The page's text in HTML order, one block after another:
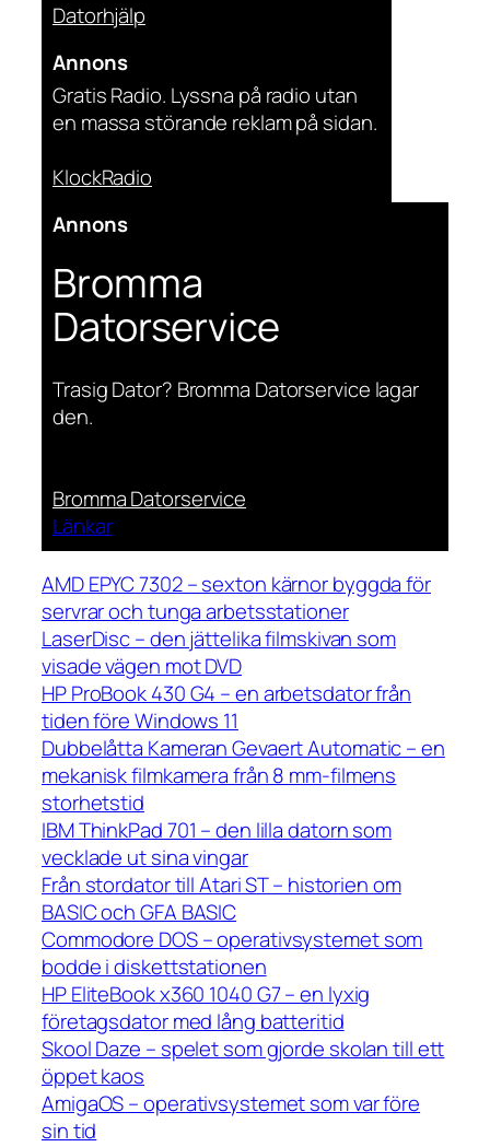
Datorhjälp
Annons
Gratis Radio. Lyssna på radio utan
en massa störande reklam på sidan.
KlockRadio
Annons
Bromma
Datorservice
Trasig Dator? Bromma Datorservice lagar
den.
Bromma Datorservice
Länkar
AMD EPYC 7302 – sexton kärnor byggda för
servrar och tunga arbetsstationer
LaserDisc – den jättelika filmskivan som
visade vägen mot DVD
HP ProBook 430 G4 – en arbetsdator från
tiden före Windows 11
Dubbelåtta Kameran Gevaert Automatic – en
mekanisk filmkamera från 8 mm-filmens
storhetstid
IBM ThinkPad 701 – den lilla datorn som
vecklade ut sina vingar
Från stordator till Atari ST – historien om
BASIC och GFA BASIC
Commodore DOS – operativsystemet som
bodde i diskettstationen
HP EliteBook x360 1040 G7 – en lyxig
företagsdator med lång batteritid
Skool Daze – spelet som gjorde skolan till ett
öppet kaos
AmigaOS – operativsystemet som var före
sin tid